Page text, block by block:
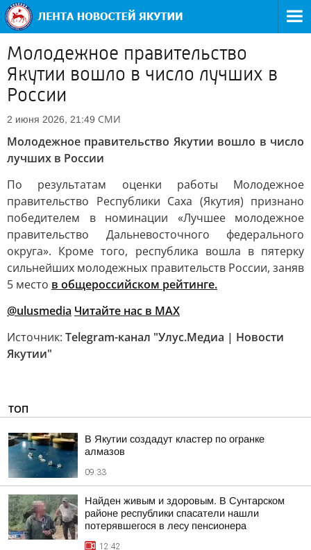
Молодежное правительство
Якутии вошло в число лучших в
России
2 июня 2026, 21:49 СМИ
Молодежное правительство Якутии вошло в число
лучших в России
По результатам оценки работы Молодежное
правительство Республики Саха (Якутия) признано
победителем в номинации «Лучшее молодежное
правительство Дальневосточного федерального
округа». Кроме того, республика вошла в пятерку
сильнейших молодежных правительств России, заняв
5 место в общероссийском рейтинге.
@ulusmedia Читайте нас в MAX
Источник: Telegram-канал "Улус.Медиа | Новости
Якутии"
ТОП
В Якутии создадут кластер по огранке
алмазов
09:33
Найден живым и здоровым. В Сунтарском
районе республики спасатели нашли
потерявшегося в лесу пенсионера
12:42